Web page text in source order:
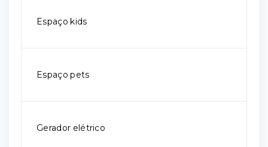
Espaço kids
Espaço pets
Gerador elétrico